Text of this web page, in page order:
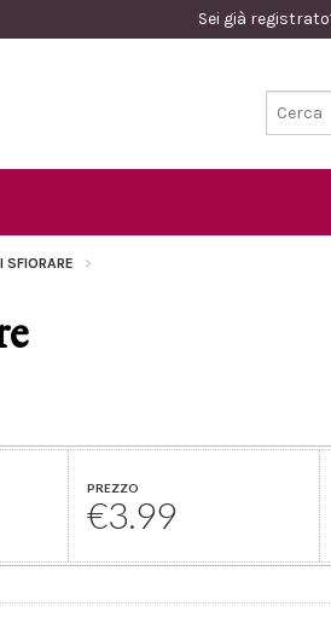
Sei già
SFIORARE
PREZZO
€3.99